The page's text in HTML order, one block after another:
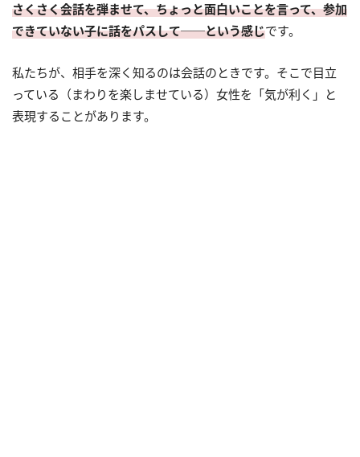
さくさく会話を弾ませて、ちょっと面白いことを言って、参加
できていない子に話をパスして──という感じです。
私たちが、相手を深く知るのは会話のときです。そこで目立
っている（まわりを楽しませている）女性を「気が利く」と
表現することがあります。